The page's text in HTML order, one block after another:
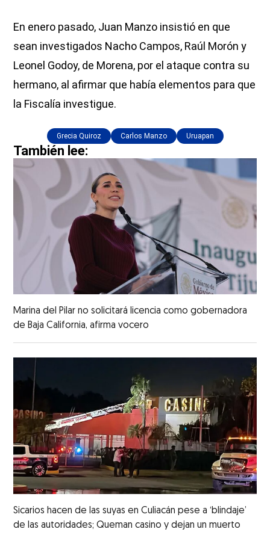
En enero pasado, Juan Manzo insistió en que
sean investigados Nacho Campos, Raúl Morón y
Leonel Godoy, de Morena, por el ataque contra su
hermano, al afirmar que había elementos para que
la Fiscalía investigue.
Grecia Quiroz Carlos Manzo Uruapan
También lee:
Marina del Pilar no solicitará licencia como gobernadora
de Baja California, afirma vocero
Sicarios hacen de las suyas en Culiacán pese a ‘blindaje’
de las autoridades; Queman casino y dejan un muerto